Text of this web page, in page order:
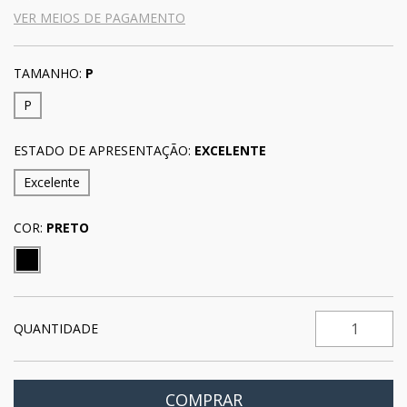
VER MEIOS DE PAGAMENTO
TAMANHO: P
P
ESTADO DE APRESENTAÇÃO: EXCELENTE
Excelente
COR: PRETO
QUANTIDADE